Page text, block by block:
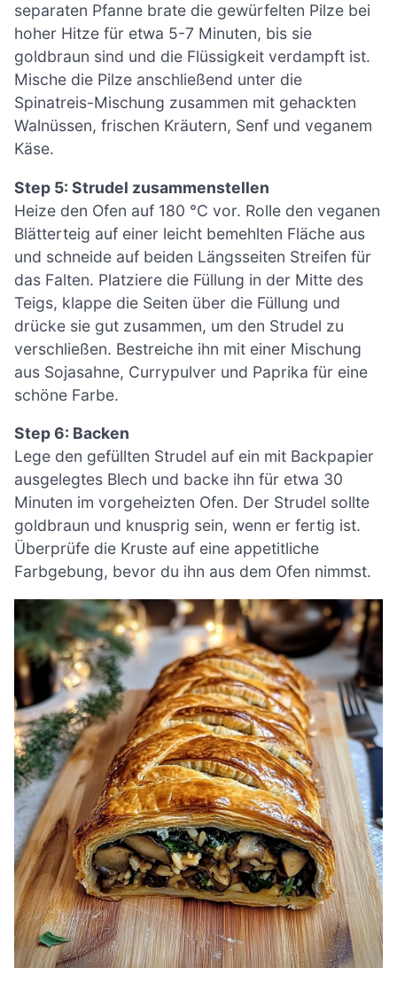
separaten Pfanne brate die gewürfelten Pilze bei
hoher Hitze für etwa 5-7 Minuten, bis sie
goldbraun sind und die Flüssigkeit verdampft ist.
Mische die Pilze anschließend unter die
Spinatreis-Mischung zusammen mit gehackten
Walnüssen, frischen Kräutern, Senf und veganem
Käse.
Step 5: Strudel zusammenstellen
Heize den Ofen auf 180 °C vor. Rolle den veganen
Blätterteig auf einer leicht bemehlten Fläche aus
und schneide auf beiden Längsseiten Streifen für
das Falten. Platziere die Füllung in der Mitte des
Teigs, klappe die Seiten über die Füllung und
drücke sie gut zusammen, um den Strudel zu
verschließen. Bestreiche ihn mit einer Mischung
aus Sojasahne, Currypulver und Paprika für eine
schöne Farbe.
Step 6: Backen
Lege den gefüllten Strudel auf ein mit Backpapier
ausgelegtes Blech und backe ihn für etwa 30
Minuten im vorgeheizten Ofen. Der Strudel sollte
goldbraun und knusprig sein, wenn er fertig ist.
Überprüfe die Kruste auf eine appetitliche
Farbgebung, bevor du ihn aus dem Ofen nimmst.